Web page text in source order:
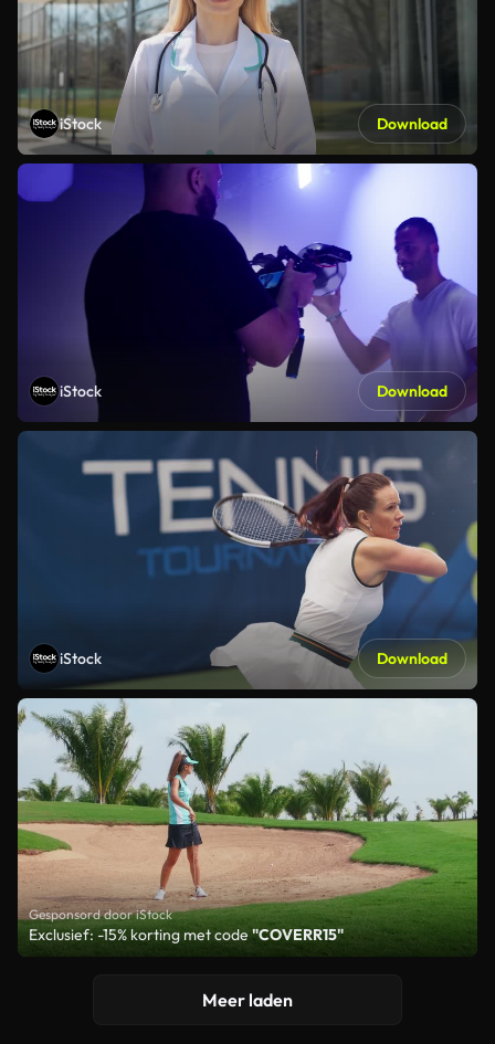
iStock Download
iStock Download
iStock Download
Gesponsord door iStock
Exclusief: -15% korting met code"COVERR15"
Meer laden